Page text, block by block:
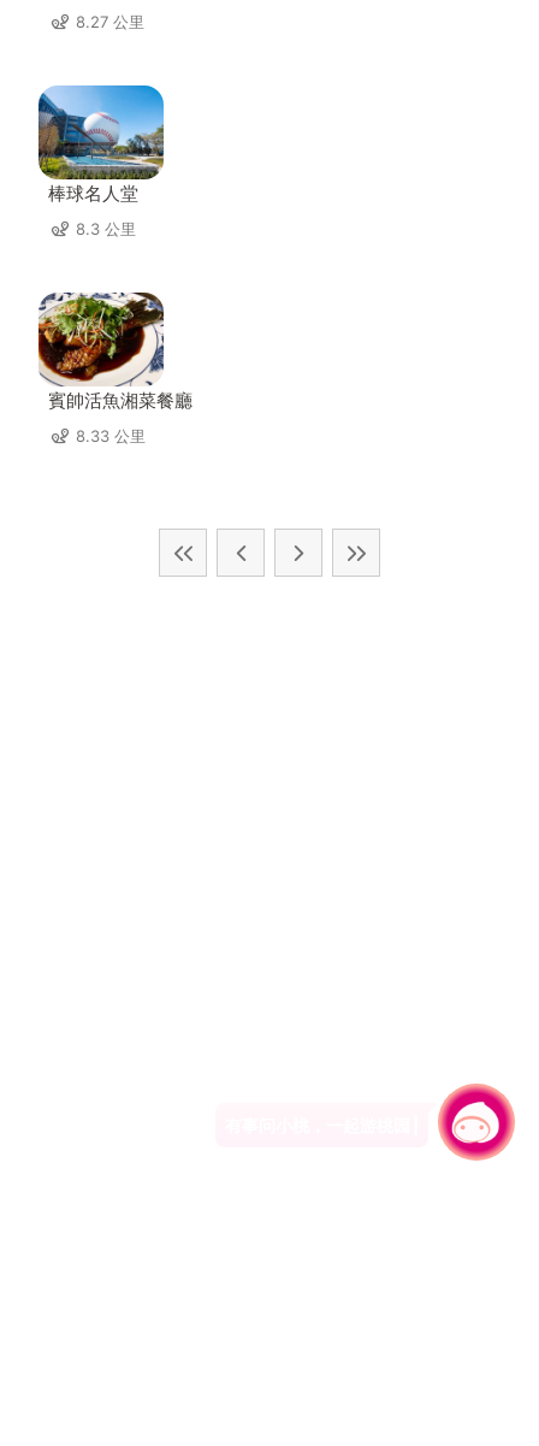
8.27 公里
棒球名人堂
8.3 公里
賓帥活魚湘菜餐廳
8.33 公里